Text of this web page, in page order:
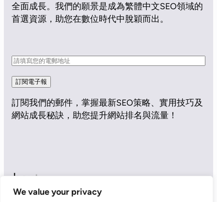
We value your privacy
全面成長。我們的願景是成為繁體中文SEO領域的
首選資源，助您在數位時代中脫穎而出。
訂閱電子報
訂閱我們的郵件，掌握最新SEO策略、實用技巧及
網站成長秘訣，助您提升網站排名與流量！